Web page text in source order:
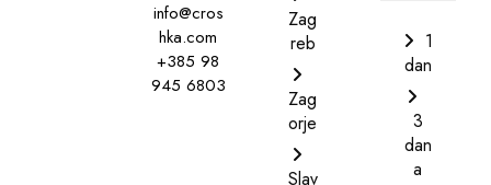
info@cros
hka.com
+385 98
945 6803
Zag
reb
Zag
orje
Slav
1
dan
3
dan
a